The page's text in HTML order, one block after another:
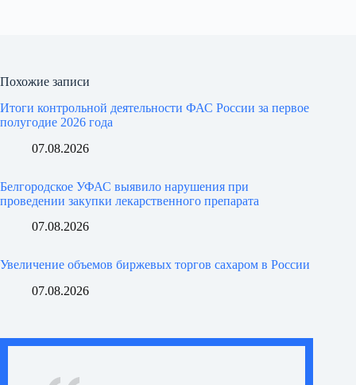
Похожие записи
Итоги контрольной деятельности ФАС России за первое
полугодие 2026 года
07.08.2026
Белгородское УФАС выявило нарушения при
проведении закупки лекарственного препарата
07.08.2026
Увеличение объемов биржевых торгов сахаром в России
07.08.2026